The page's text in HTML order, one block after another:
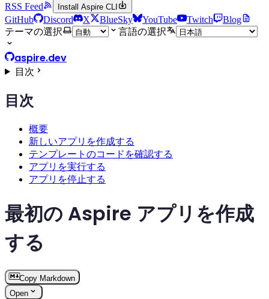
RSS Feed Install Aspire CLI
GitHub Discord X BlueSky YouTube Twitch
Blog
テーマの選択
言語の選択
aspire.dev
目次
目次
概要
新しいアプリを作成する
テンプレートのコードを確認する
アプリを実行する
アプリを停止する
最初の Aspire アプリを作成
する
Copy Markdown
Open